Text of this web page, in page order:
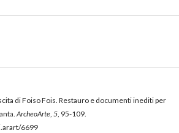
di Foiso Fois. Restauro e documenti inediti per
ArcheoArte, 5, 95-109.
6699